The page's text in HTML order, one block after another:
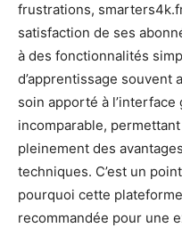
frustrations,
satisfaction de ses
à des fonctionnalités
d’apprentissage souvent
soin apporté à
incomparable,
pleinement des
techniques. C’est un
pourquoi cette
recommandée pour une